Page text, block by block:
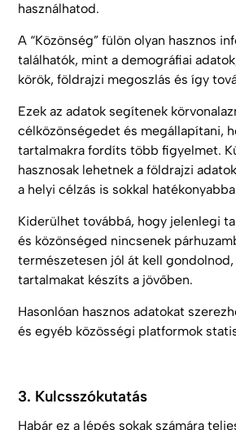
használhatod.
A “Közönség” fülön olyan hasznos
találhatók, mint a demográfiai
körök, földrajzi megoszlás és így
Ezek az adatok segítenek
célközönségedet és megállapítani,
tartalmakra fordíts több figyelmet.
hasznosak lehetnek a földrajzi
a helyi célzás is sokkal
Kiderülhet továbbá, hogy jelenlegi
és közönséged nincsenek
természetesen jól át kell
tartalmakat készíts a jövőben.
Hasonlóan hasznos adatokat
és egyéb közösségi platformok
3. Kulcsszókutatás
Habár ez a lépés sokak számára